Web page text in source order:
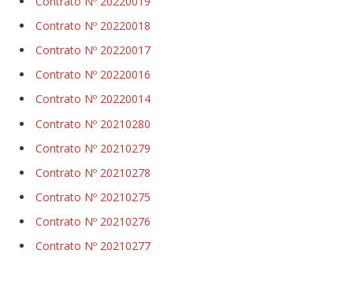
Contrato Nº 20220018
Contrato Nº 20220017
Contrato Nº 20220016
Contrato Nº 20220014
Contrato Nº 20210280
Contrato Nº 20210279
Contrato Nº 20210278
Contrato Nº 20210275
Contrato Nº 20210276
Contrato Nº 20210277